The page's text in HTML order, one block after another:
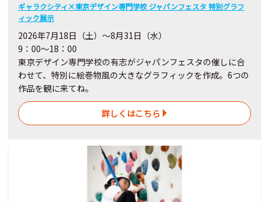
ギャラクシティ×東京デザイン専門学校 ジャパンフェスタ 特別グラフ
ィック展示
2026年7月18日（土）～8月31日（水）
9：00～18：00
東京デザイン専門学校の有志がジャパンフェスタの催しに合
わせて、特別に絵巻物風の大きなグラフィックを作成。6つの
作品を観に来てね。
詳しくはこちら